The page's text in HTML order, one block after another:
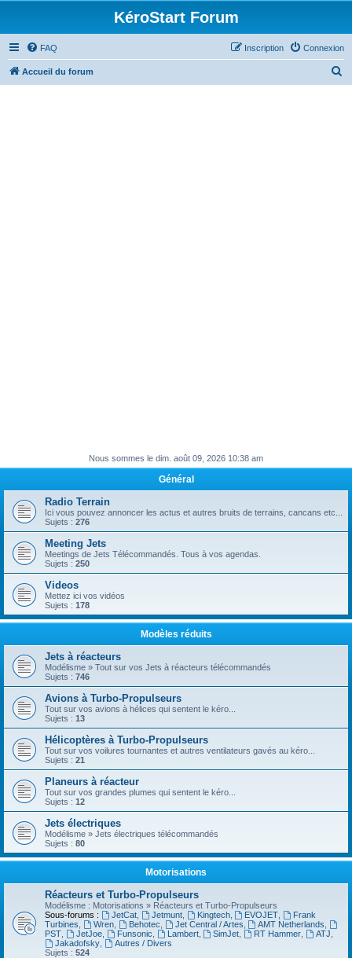
KéroStart Forum
FAQ Connexion
Inscription
Accueil du forum
Nous sommes le dim. août 09, 2026 10:38 am
Général
Radio Terrain
Ici vous pouvez annoncer les actus et autres bruits de terrains, cancans etc...
Sujets : 276
Meeting Jets
Meetings de Jets Télécommandés. Tous à vos agendas.
Sujets : 250
Videos
Mettez ici vos vidéos
Sujets : 178
Modèles réduits
Jets à réacteurs
Modélisme » Tout sur vos Jets à réacteurs télécommandés
Sujets : 746
Avions à Turbo-Propulseurs
Tout sur vos avions à hélices qui sentent le kéro...
Sujets : 13
Hélicoptères à Turbo-Propulseurs
Tout sur vos voilures tournantes et autres ventilateurs gavés au kéro...
Sujets : 21
Planeurs à réacteur
Tout sur vos grandes plumes qui sentent le kéro...
Sujets : 12
Jets électriques
Modélisme » Jets électriques télécommandés
Sujets : 80
Motorisations
Réacteurs et Turbo-Propulseurs
Modélisme : Motorisations » Réacteurs et Turbo-Propulseurs
Sous-forums :
JetCat, Jetmunt, Kingtech, EVOJET
Frank
Turbines
Wren, Behotec Jet Central / Artes AMT Netherlands
PST
JetJoe, Funsonic Lambert, SimJet RT Hammer ATJ
Jakadofsky,
Autres / Divers
Sujets : 524